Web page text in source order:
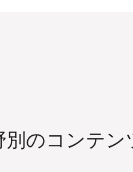
別のコンテ